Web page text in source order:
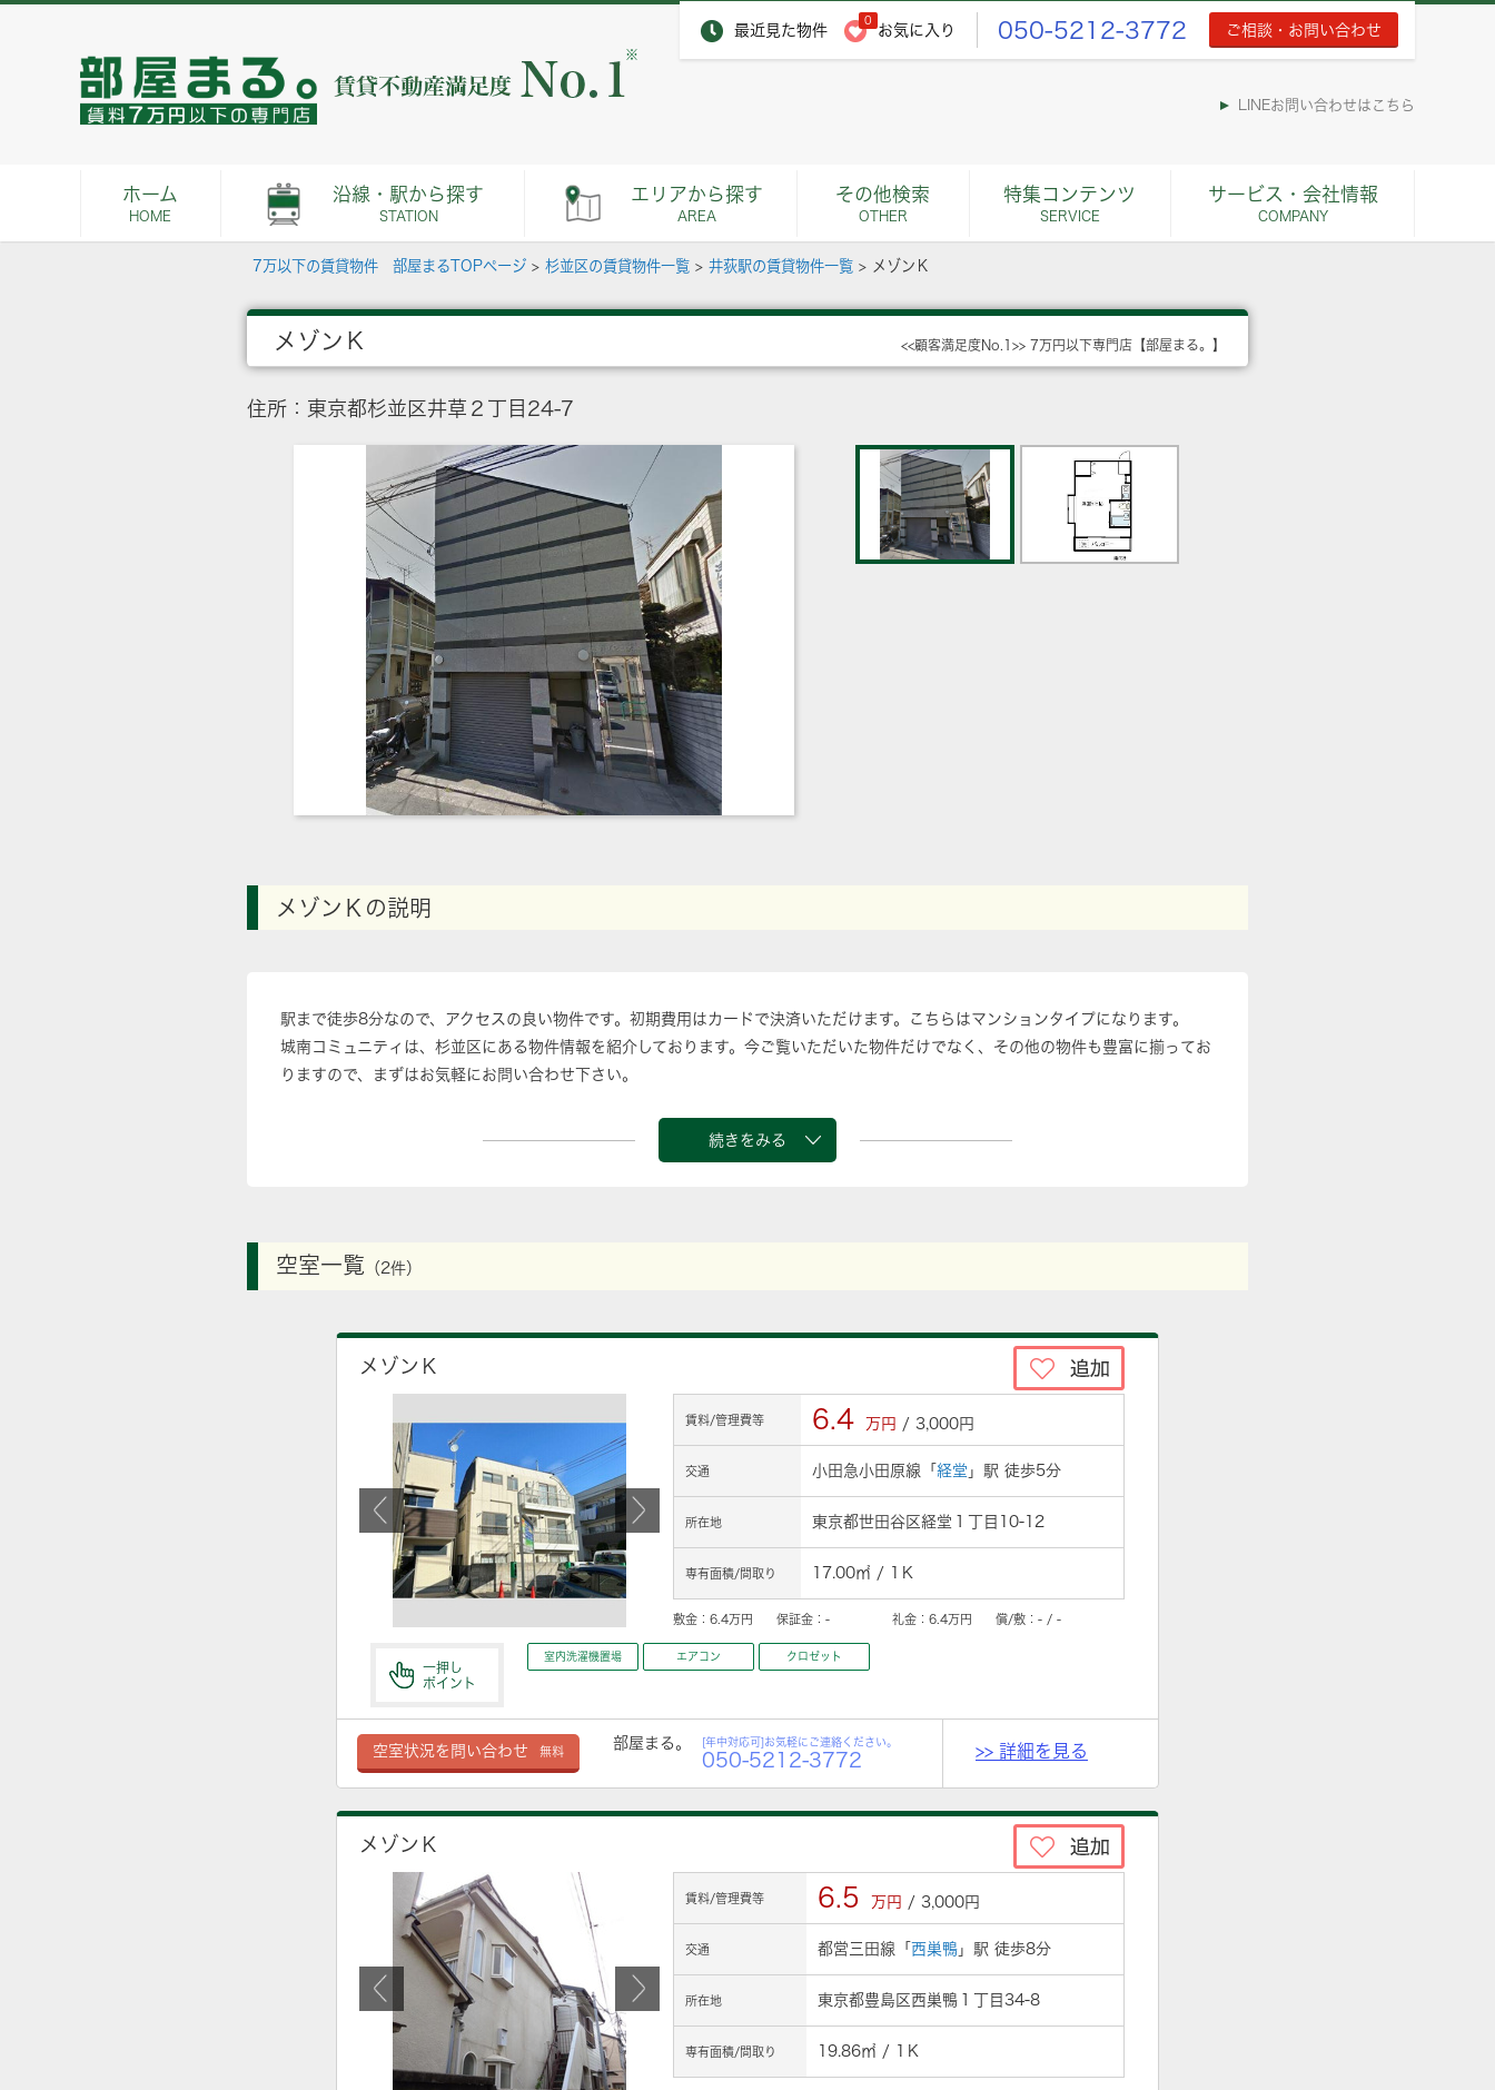
最近見た物件
0
お気に入り 050-5212-3772 ご相談・お問い合わせ
※
LINEお問い合わせはこちら
ホーム
HOME
沿線・駅から探す
STATION
エリアから探す
AREA
その他検索
OTHER
特集コンテンツ
SERVICE
サービス・会社情報
COMPANY
7万以下の賃貸物件 部屋まるTOPページ > 杉並区の賃貸物件一覧 > 井荻駅の賃貸物件一覧 > メゾンＫ
メゾンＫ <<顧客満足度No.1>> 7万円以下専門店【部屋まる。】
住所：東京都杉並区井草２丁目24-7
メゾンＫの説明
駅まで徒歩8分なので、アクセスの良い物件です。初期費用はカードで決済いただけます。こちらはマンションタイプになります。
城南コミュニティは、杉並区にある物件情報を紹介しております。今ご覧いただいた物件だけでなく、その他の物件も豊富に揃ってお
りますので、まずはお気軽にお問い合わせ下さい。
続きをみる
空室一覧 （2件）
メゾンＫ
賃料/管理費等 6.4 万円 / 3,000円
交通 小田急小田原線「 経堂 」駅 徒歩5分
所在地 東京都世田谷区経堂１丁目10-12
専有面積/間取り 17.00㎡ / 1Ｋ
敷金： 6.4万円 保証金： - 礼金： 6.4万円 償/敷： - / -
一押し
ポイント
室内洗濯機置場 エアコン クロゼット
空室状況を問い合わせ 無料
部屋まる。 [年中対応可]お気軽にご連絡ください。
050-5212-3772 >> 詳細を見る
メゾンＫ
賃料/管理費等 6.5 万円 / 3,000円
交通 都営三田線「 西巣鴨 」駅 徒歩8分
所在地 東京都豊島区西巣鴨１丁目34-8
専有面積/間取り 19.86㎡ / 1Ｋ